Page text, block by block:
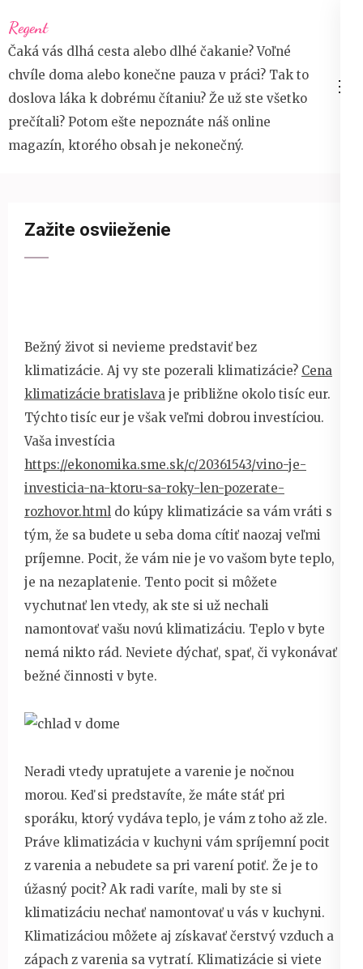
na
obsah
(stiskněte
Enter)
Regent
Čaká vás dlhá cesta alebo dlhé čakanie? Voľné
chvíle doma alebo konečne pauza v práci? Tak to
doslova láka k dobrému čítaniu? Že už ste všetko
prečítali? Potom ešte nepoznáte náš online
magazín, ktorého obsah je nekonečný.
Zažite osviieženie
Bežný život si nevieme predstaviť bez
klimatizácie. Aj vy ste pozerali klimatizácie? Cena
klimatizácie bratislava je približne okolo tisíc eur.
Týchto tisíc eur je však veľmi dobrou investíciou.
Vaša investícia
https://ekonomika.sme.sk/c/20361543/vino-je-
investicia-na-ktoru-sa-roky-len-pozerate-
rozhovor.html do kúpy klimatizácie sa vám vráti s
tým, že sa budete u seba doma cítiť naozaj veľmi
príjemne. Pocit, že vám nie je vo vašom byte teplo,
je na nezaplatenie. Tento pocit si môžete
vychutnať len vtedy, ak ste si už nechali
namontovať vašu novú klimatizáciu. Teplo v byte
nemá nikto rád. Neviete dýchať, spať, či vykonávať
bežné činnosti v byte.
Neradi vtedy upratujete a varenie je nočnou
morou. Keď si predstavíte, že máte stáť pri
sporáku, ktorý vydáva teplo, je vám z toho až zle.
Práve klimatizácia v kuchyni vám spríjemní pocit
z varenia a nebudete sa pri varení potiť. Že je to
úžasný pocit? Ak radi varíte, mali by ste si
klimatizáciu nechať namontovať u vás v kuchyni.
Klimatizáciou môžete aj získavať čerstvý vzduch a
zápach z varenia sa vytratí. Klimatizácie si viete